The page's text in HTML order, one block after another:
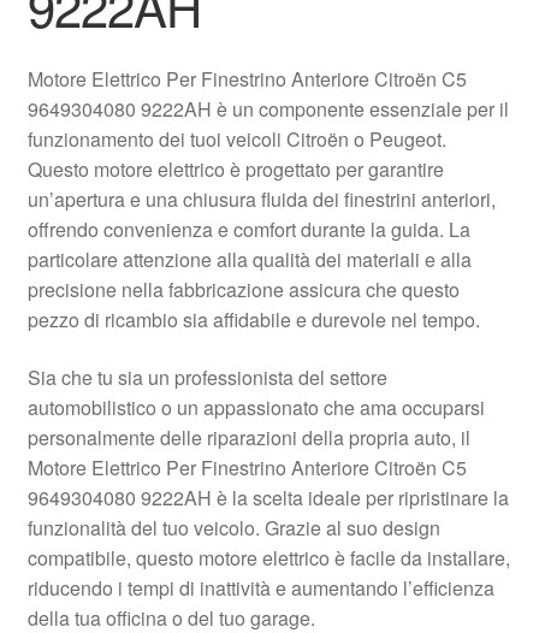
Contatto
Il mio account
Pagamenti
Politica sulla riservatezza
Procedura di Reclamo
Registratore di cassa
Rimostranza
Spedizione in tutto il mondo
Termini e condizioni
Motore Elettrico Per Finestrino Anteriore Citroën C5
9649304080 9222AH è un componente essenziale per il
funzionamento dei tuoi veicoli Citroën o Peugeot.
Questo motore elettrico è progettato per garantire
un’apertura e una chiusura fluida dei finestrini anteriori,
offrendo convenienza e comfort durante la guida. La
particolare attenzione alla qualità dei materiali e alla
precisione nella fabbricazione assicura che questo
pezzo di ricambio sia affidabile e durevole nel tempo.
Sia che tu sia un professionista del settore
automobilistico o un appassionato che ama occuparsi
personalmente delle riparazioni della propria auto, il
Motore Elettrico Per Finestrino Anteriore Citroën C5
9649304080 9222AH è la scelta ideale per ripristinare la
funzionalità del tuo veicolo. Grazie al suo design
compatibile, questo motore elettrico è facile da installare,
riducendo i tempi di inattività e aumentando l’efficienza
della tua officina o del tuo garage.